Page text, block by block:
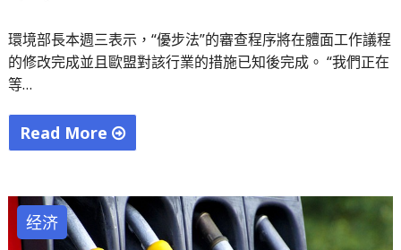
環境部長本週三表示，“優步法”的審查程序將在體面工作議程
的修改完成並且歐盟對該行業的措施已知後完成。 “我們正在
等…
Read More
步
法”
经济